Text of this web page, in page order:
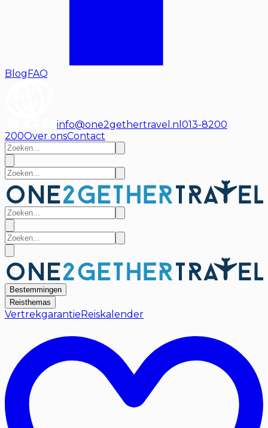
BlogFAQ
info@one2gethertravel.nl 013-8200
200Over onsContact
Bestemmingen
Reisthemas
Vertrekgarantie Reiskalender